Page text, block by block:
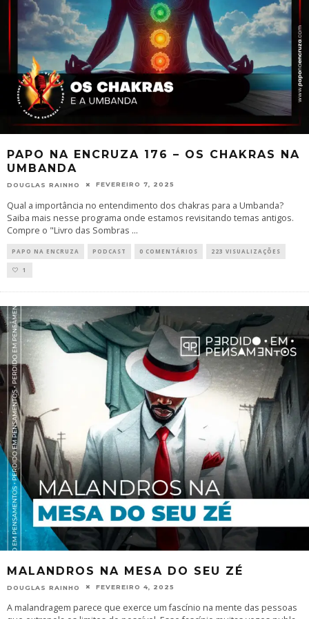
PAPO NA ENCRUZA 176 – OS CHAKRAS NA
UMBANDA
DOUGLAS RAINHO FEVEREIRO 7, 2025
Qual a importância no entendimento dos chakras para a Umbanda?
Saiba mais nesse programa onde estamos revisitando temas antigos.
Compre o "Livro das Sombras ...
PAPO NA ENCRUZA PODCAST 0 COMENTÁRIOS 223 VISUALIZAÇÕES
1
MALANDROS NA MESA DO SEU ZÉ
DOUGLAS RAINHO FEVEREIRO 4, 2025
A malandragem parece que exerce um fascínio na mente das pessoas